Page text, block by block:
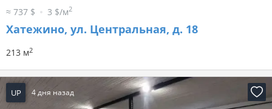
≈ 737 $ 3 $/м2
Хатежино, ул. Центральная, д. 18
213 м2
UP 4 дня назад